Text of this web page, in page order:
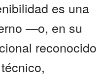
es una
—o, en su
reconocido